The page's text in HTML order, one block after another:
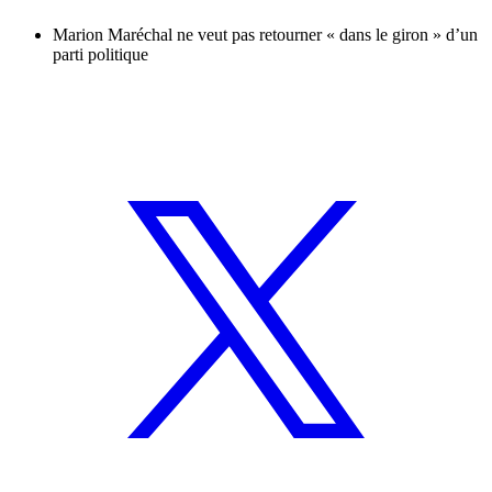
Marion Maréchal ne veut pas retourner « dans le giron » d’un
parti politique